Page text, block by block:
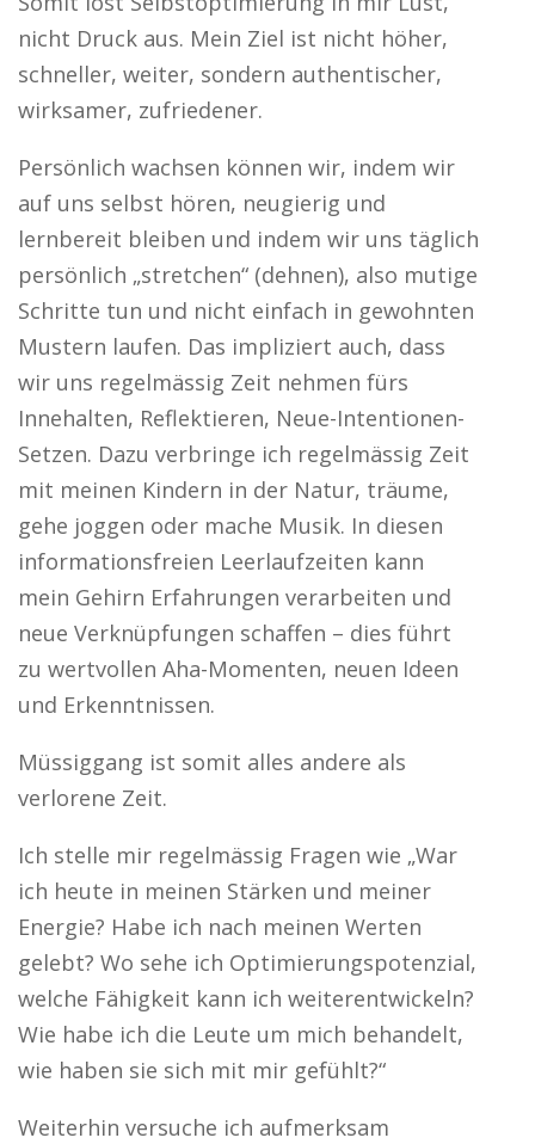
nicht Druck aus. Mein Ziel ist nicht höher,
schneller, weiter, sondern authentischer,
wirksamer, zufriedener.
Persönlich wachsen können wir, indem wir
auf uns selbst hören, neugierig und
lernbereit bleiben und indem wir uns täglich
persönlich „stretchen“ (dehnen), also mutige
Schritte tun und nicht einfach in gewohnten
Mustern laufen. Das impliziert auch, dass
wir uns regelmässig Zeit nehmen fürs
Innehalten, Reflektieren, Neue-Intentionen-
Setzen. Dazu verbringe ich regelmässig Zeit
mit meinen Kindern in der Natur, träume,
gehe joggen oder mache Musik. In diesen
informationsfreien Leerlaufzeiten kann
mein Gehirn Erfahrungen verarbeiten und
neue Verknüpfungen schaffen – dies führt
zu wertvollen Aha-­Momenten, neuen Ideen
und Erkenntnissen.
Müssiggang ist somit alles andere als
verlorene Zeit.
Ich stelle mir regelmässig Fragen wie „War
ich heute in meinen Stärken und meiner
Energie? Habe ich nach meinen Werten
gelebt? Wo sehe ich Optimierungspotenzial,
welche Fähigkeit kann ich weiterentwickeln?
Wie habe ich die Leute um mich behandelt,
wie haben sie sich mit mir gefühlt?“
Weiterhin versuche ich aufmerksam